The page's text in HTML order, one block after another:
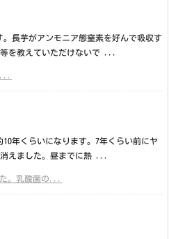
長芋がアンモニア態窒素を好んで吸収す
を教えていただけないで ...
...
年くらいになります。7年くらい前にヤ
えました。昼までに熱 ...
。乳酸菌の...